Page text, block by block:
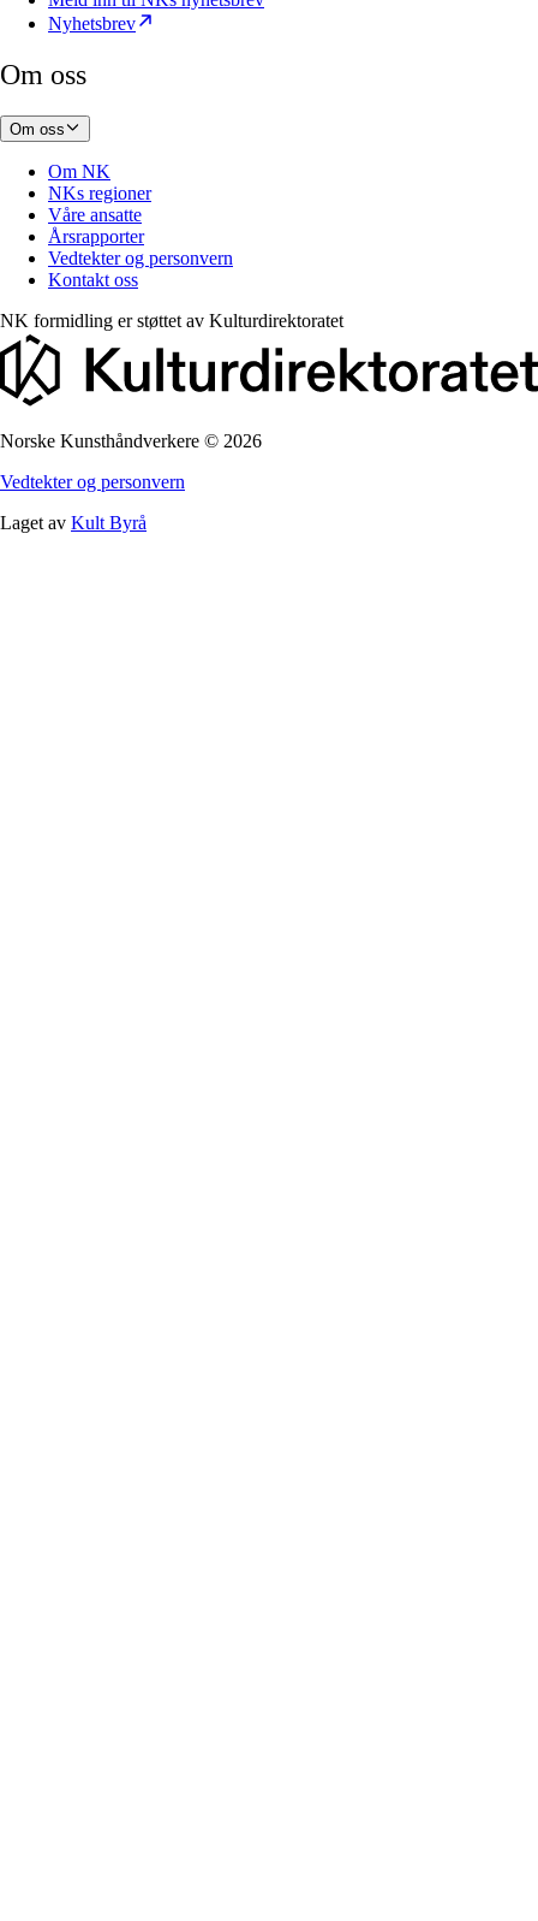
Nyhetsbrev
Om oss
Om oss
Om NK
NKs regioner
Våre ansatte
Årsrapporter
Vedtekter og personvern
Kontakt oss
NK formidling er støttet av Kulturdirektoratet
Norske Kunsthåndverkere © 2026
Vedtekter og personvern
Laget av Kult Byrå